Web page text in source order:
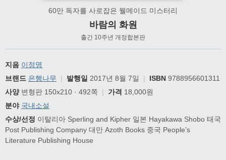
60만 독자를 사로잡은 웰메이드 미스터리
바람의 화원
출간 10주년 개정합본판
지음 이정명
브랜드 은행나무 | 발행일 2017년 8월 7일 | ISBN 9788956601311
사양변형판 150x210 · 492쪽 | 가격 18,000원
분야 국내소설
수상/선정 이탈리아 Sperling and Kipher 일본 Hayakawa Shobo 태국
Post Publishing Company 대만 Azoth Books 중국 People’s
Literature Publishing House